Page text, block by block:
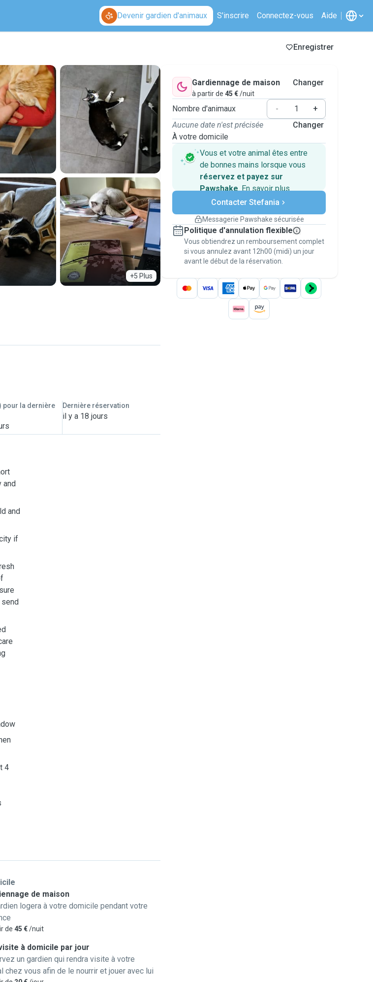
Devenir gardien d'animaux S'inscrire Connectez-vous Aide
Enregistrer
+5 Plus
pour la dernière
Dernière réservation
il y a 18 jours
and
and
if
send
4
de maison
logera à votre domicile pendant votre
de 45 €/nuit
à domicile par jour
un gardien qui rendra visite à votre
chez vous afin de le nourrir et jouer avec lui
Gardiennage de maison
à partir de 45 €/nuit
Changer
Nombre d'animaux -
+
Aucune date n'est précisée
À votre domicile
Changer
Vous et votre animal êtes entre
de bonnes mains lorsque vous
réservez et payez sur
Pawshake. En savoir plus
Paiements sécurisés
Assistance en cas de
Réservations couvertes par
nos garanties
Gardez tout sur Pawshake (du premier
message au paiement) pour bénéficier de la
Garantie Pawshake.
Contacter Stefania
Messagerie Pawshake sécurisée
Politique d'annulation flexible
Vous obtiendrez un remboursement complet
si vous annulez avant 12h00 (midi) un jour
avant le début de la réservation.